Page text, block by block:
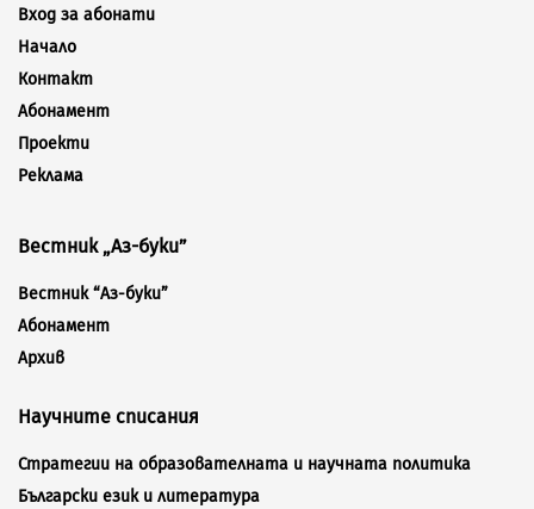
Вход за абонати
Начало
Контакт
Абонамент
Проекти
Реклама
Вестник „Аз-буки”
Вестник “Аз-буки”
Абонамент
Архив
Научните списания
Стратегии на образователната и научната политика
Български език и литература